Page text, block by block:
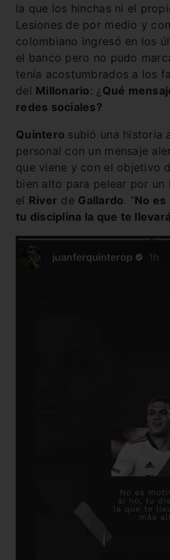
la que los hinchas ni el
Lesiones de por medio y
colombiano ingresó en los
el banco pero no pudo
tenía acostumbrados a los
del Millonario: ¿ Qué
redes sociales?
Quintero subió una historia
personal con un mensaje
que viene y con el objetivo
bien alto para pelear por un
el River de Gallardo. “No es
tu disciplina la que te